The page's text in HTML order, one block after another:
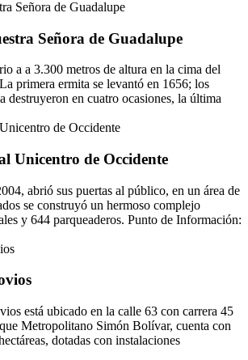
Señora de Guadalupe
a a 3.300 metros de altura en la cima del
primera ermita se levantó en 1656; los
destruyeron en cuatro ocasiones, la última
Unicentro de Occidente
abrió sus puertas al público, en un área de
se construyó un hermoso complejo
y 644 parqueaderos. Punto de Información:
está ubicado en la calle 63 con carrera 45
Metropolitano Simón Bolívar, cuenta con
dotadas con instalaciones